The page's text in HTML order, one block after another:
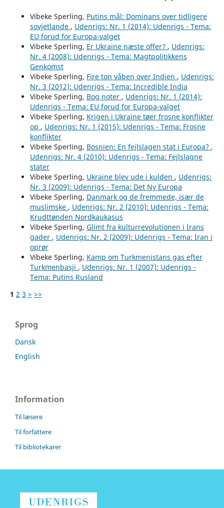
Vibeke Sperling, Putins mål: Dominans over tidligere
sovjetlande , Udenrigs: Nr. 1 (2014): Udenrigs - Tema:
EU forud for Europa-valget
Vibeke Sperling, Er Ukraine næste offer? , Udenrigs:
Nr. 4 (2008): Udenrigs - Tema: Magtpolitikkens
Genkomst
Vibeke Sperling, Fire ton våben over Indien , Udenrigs:
Nr. 3 (2012): Udenrigs - Tema: Incredible India
Vibeke Sperling, Bog noter , Udenrigs: Nr. 1 (2014):
Udenrigs - Tema: EU forud for Europa-valget
Vibeke Sperling, Krigen i Ukraine tøer frosne konflikter
op , Udenrigs: Nr. 1 (2015): Udenrigs - Tema: Frosne
konflikter
Vibeke Sperling, Bosnien: En fejlslagen stat i Europa? ,
Udenrigs: Nr. 4 (2010): Udenrigs - Tema: Fejlslagne
stater
Vibeke Sperling, Ukraine blev ude i kulden , Udenrigs:
Nr. 3 (2009): Udenrigs - Tema: Det Ny Europa
Vibeke Sperling, Danmark og de fremmede, især de
muslimske , Udenrigs: Nr. 2 (2010): Udenrigs - Tema:
Krudttønden Nordkaukasus
Vibeke Sperling, Glimt fra kulturrevolutionen i Irans
gader , Udenrigs: Nr. 2 (2009): Udenrigs - Tema: Iran i
oprør
Vibeke Sperling, Kamp om Turkmenistans gas efter
Turkmenbasji , Udenrigs: Nr. 1 (2007): Udenrigs -
Tema: Putins Rusland
1 2 3 > >>
Sprog
Dansk
English
Information
Til læsere
Til forfattere
Til bibliotekarer